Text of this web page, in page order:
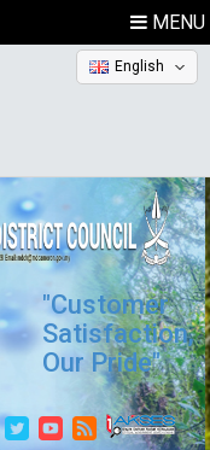
MENU
English
"Customer
Satisfaction,
Our Pride"